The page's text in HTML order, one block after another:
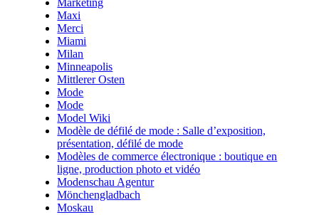
Maxi
Merci
Miami
Milan
Minneapolis
Mittlerer Osten
Mode
Mode
Model Wiki
Modèle de défilé de mode : Salle d’exposition,
présentation, défilé de mode
Modèles de commerce électronique : boutique en
ligne, production photo et vidéo
Modenschau Agentur
Mönchengladbach
Moskau